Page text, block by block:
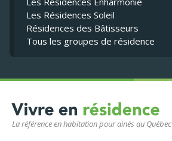
La référence en habitation pour ainés au Québec
Les Résidences Soleil
Résidences des Bâtisseurs
Tous les groupes de résidence